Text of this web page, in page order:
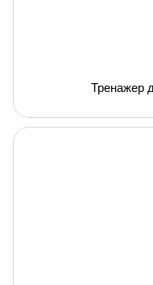
Тренажер